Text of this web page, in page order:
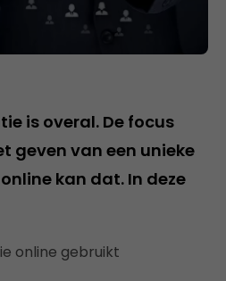
is overal. De focus
geven van een unieke
kan dat. In deze
online gebruikt